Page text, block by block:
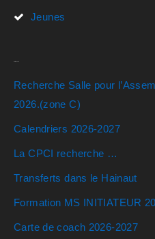
Jeunes
Recherche Salle pour
2026.(zone C)
Calendriers 2026-2027
La CPCI recherche …
Transferts dans le Hainaut
Formation MS INITIATEUR
Carte de coach 2026-2027